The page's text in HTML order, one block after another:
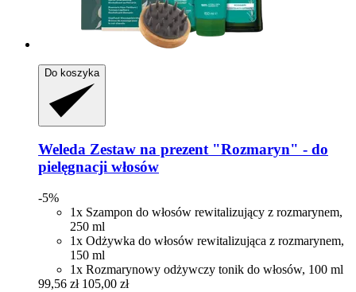
Do koszyka
Weleda Zestaw na prezent "Rozmaryn" -​ do
pielęgnacji włosów
-5%
1x Szampon do włosów rewitalizujący z rozmarynem,
250 ml
1x Odżywka do włosów rewitalizująca z rozmarynem,
150 ml
1x Rozmarynowy odżywczy tonik do włosów, 100 ml
99,56 zł 105,00 zł